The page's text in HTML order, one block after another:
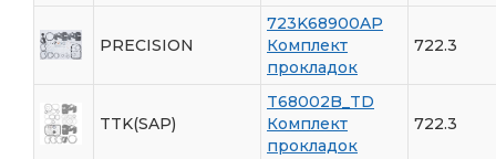
PRECISION
723K68900AP
Комплект
прокладок
722.3
TTK(SAP)
T68002B_TD
Комплект
прокладок
722.3